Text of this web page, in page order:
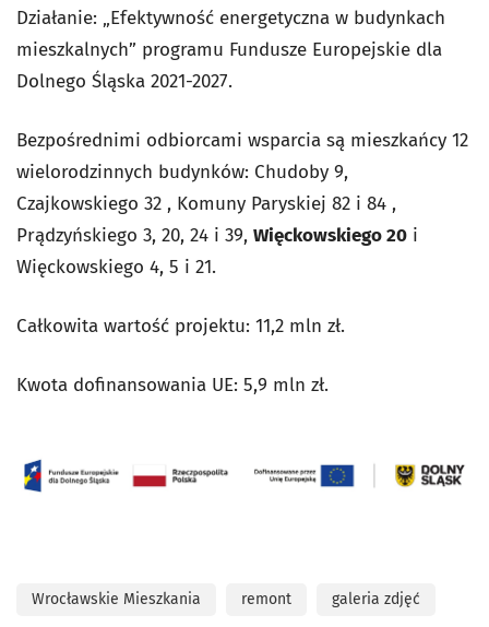
Działanie: „Efektywność energetyczna w budynkach
mieszkalnych” programu Fundusze Europejskie dla
Dolnego Śląska 2021-2027.
Bezpośrednimi odbiorcami wsparcia są mieszkańcy 12
wielorodzinnych budynków: Chudoby 9,
Czajkowskiego 32 , Komuny Paryskiej 82 i 84 ,
Prądzyńskiego 3, 20, 24 i 39, Więckowskiego 20 i
Więckowskiego 4, 5 i 21.
Całkowita wartość projektu: 11,2 mln zł.
Kwota dofinansowania UE: 5,9 mln zł.
Wrocławskie Mieszkania remont galeria zdjęć